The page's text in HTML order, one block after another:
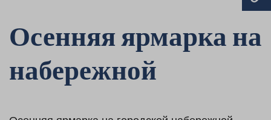
Осенняя ярмарка на
набережной